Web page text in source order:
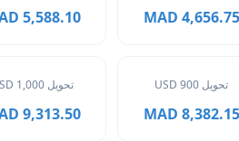
4,656.75 MAD
5,588.10 MAD
تحويل 900 USD
8,382.15 MAD
تحويل 1,000 USD
9,313.50 MAD